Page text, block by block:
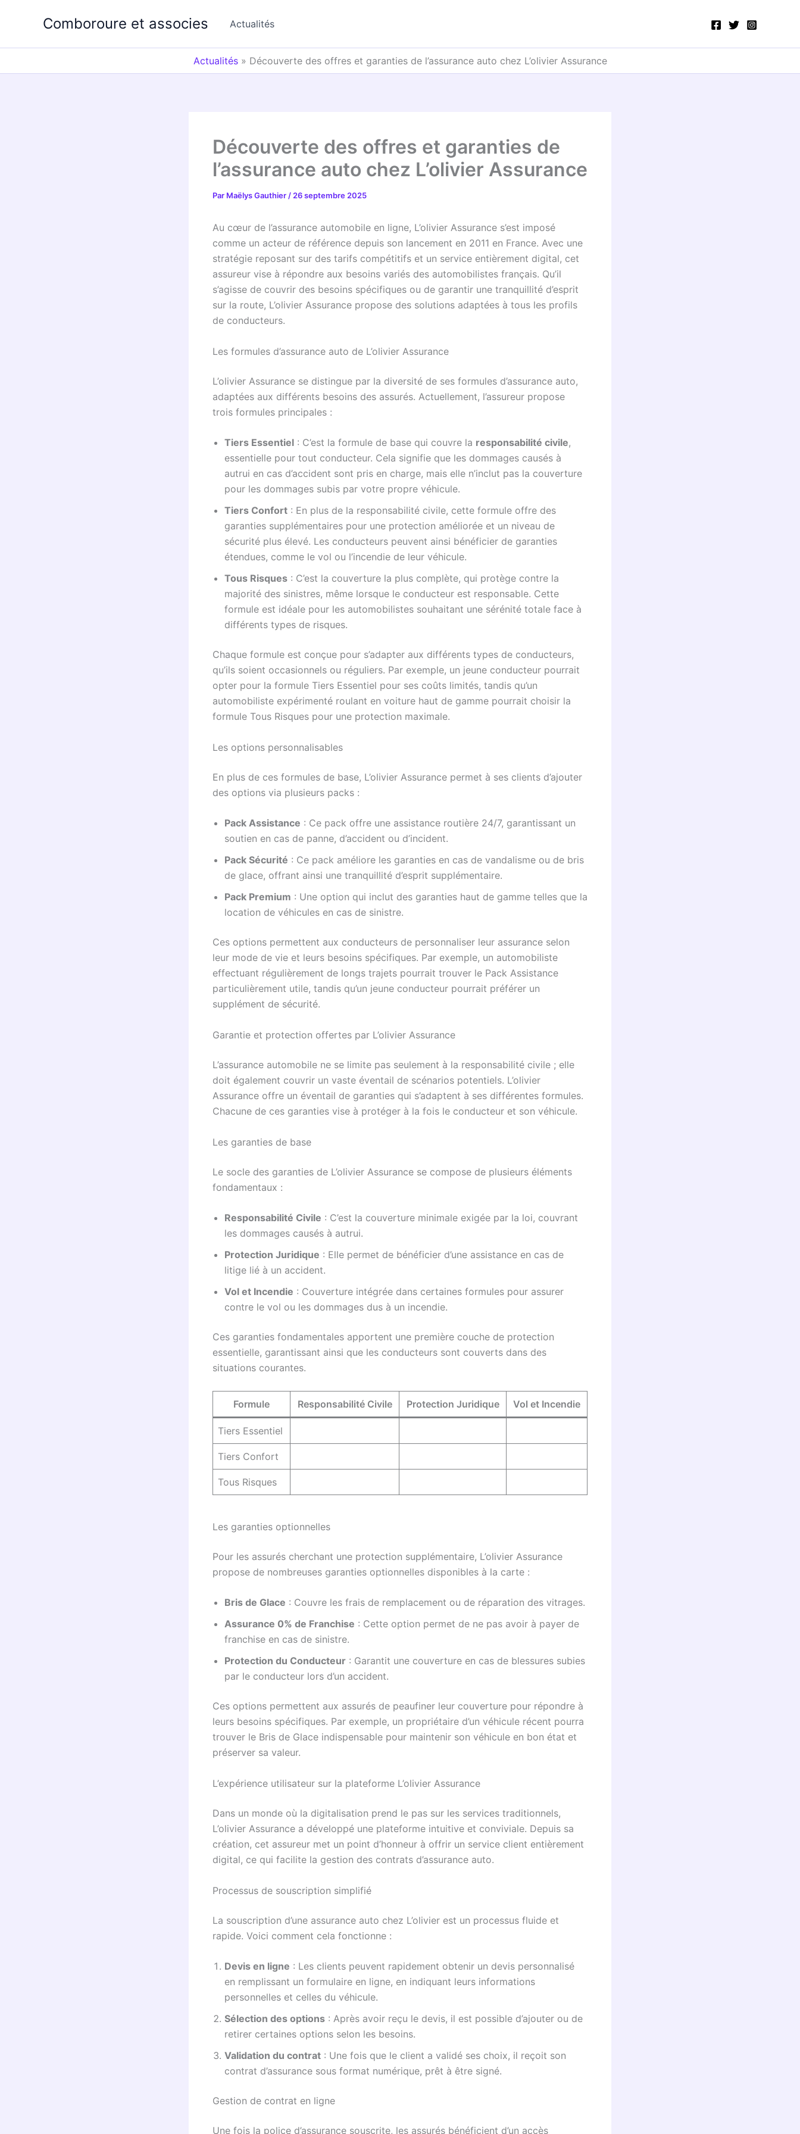
Comboroure et associes Actualités
Actualités» Découverte des offres et garanties de l’assurance auto chez L’olivier Assurance
Découverte des offres et garanties de
l’assurance auto chez L’olivier Assurance
Par Maëlys Gauthier / 26 septembre 2025
Au cœur de l’assurance automobile en ligne, L’olivier Assurance s’est imposé
comme un acteur de référence depuis son lancement en 2011 en France. Avec une
stratégie reposant sur des tarifs compétitifs et un service entièrement digital, cet
assureur vise à répondre aux besoins variés des automobilistes français. Qu’il
s’agisse de couvrir des besoins spécifiques ou de garantir une tranquillité d’esprit
sur la route, L’olivier Assurance propose des solutions adaptées à tous les profils
de conducteurs.
Les formules d’assurance auto de L’olivier Assurance
L’olivier Assurance se distingue par la diversité de ses formules d’assurance auto,
adaptées aux différents besoins des assurés. Actuellement, l’assureur propose
trois formules principales :
Tiers Essentiel : C’est la formule de base qui couvre la responsabilité civile,
essentielle pour tout conducteur. Cela signifie que les dommages causés à
autrui en cas d’accident sont pris en charge, mais elle n’inclut pas la couverture
pour les dommages subis par votre propre véhicule.
Tiers Confort : En plus de la responsabilité civile, cette formule offre des
garanties supplémentaires pour une protection améliorée et un niveau de
sécurité plus élevé. Les conducteurs peuvent ainsi bénéficier de garanties
étendues, comme le vol ou l’incendie de leur véhicule.
Tous Risques : C’est la couverture la plus complète, qui protège contre la
majorité des sinistres, même lorsque le conducteur est responsable. Cette
formule est idéale pour les automobilistes souhaitant une sérénité totale face à
différents types de risques.
Chaque formule est conçue pour s’adapter aux différents types de conducteurs,
qu’ils soient occasionnels ou réguliers. Par exemple, un jeune conducteur pourrait
opter pour la formule Tiers Essentiel pour ses coûts limités, tandis qu’un
automobiliste expérimenté roulant en voiture haut de gamme pourrait choisir la
formule Tous Risques pour une protection maximale.
Les options personnalisables
En plus de ces formules de base, L’olivier Assurance permet à ses clients d’ajouter
des options via plusieurs packs :
Pack Assistance : Ce pack offre une assistance routière 24/7, garantissant un
soutien en cas de panne, d’accident ou d’incident.
Pack Sécurité : Ce pack améliore les garanties en cas de vandalisme ou de bris
de glace, offrant ainsi une tranquillité d’esprit supplémentaire.
Pack Premium : Une option qui inclut des garanties haut de gamme telles que la
location de véhicules en cas de sinistre.
Ces options permettent aux conducteurs de personnaliser leur assurance selon
leur mode de vie et leurs besoins spécifiques. Par exemple, un automobiliste
effectuant régulièrement de longs trajets pourrait trouver le Pack Assistance
particulièrement utile, tandis qu’un jeune conducteur pourrait préférer un
supplément de sécurité.
Garantie et protection offertes par L’olivier Assurance
L’assurance automobile ne se limite pas seulement à la responsabilité civile ; elle
doit également couvrir un vaste éventail de scénarios potentiels. L’olivier
Assurance offre un éventail de garanties qui s’adaptent à ses différentes formules.
Chacune de ces garanties vise à protéger à la fois le conducteur et son véhicule.
Les garanties de base
Le socle des garanties de L’olivier Assurance se compose de plusieurs éléments
fondamentaux :
Responsabilité Civile : C’est la couverture minimale exigée par la loi, couvrant
les dommages causés à autrui.
Protection Juridique : Elle permet de bénéficier d’une assistance en cas de
litige lié à un accident.
Vol et Incendie : Couverture intégrée dans certaines formules pour assurer
contre le vol ou les dommages dus à un incendie.
Ces garanties fondamentales apportent une première couche de protection
essentielle, garantissant ainsi que les conducteurs sont couverts dans des
situations courantes.
Formule Responsabilité Civile Protection Juridique Vol et Incendie
Tiers Essentiel
Tiers Confort
Tous Risques
Les garanties optionnelles
Pour les assurés cherchant une protection supplémentaire, L’olivier Assurance
propose de nombreuses garanties optionnelles disponibles à la carte :
Bris de Glace : Couvre les frais de remplacement ou de réparation des vitrages.
Assurance 0% de Franchise : Cette option permet de ne pas avoir à payer de
franchise en cas de sinistre.
Protection du Conducteur : Garantit une couverture en cas de blessures subies
par le conducteur lors d’un accident.
Ces options permettent aux assurés de peaufiner leur couverture pour répondre à
leurs besoins spécifiques. Par exemple, un propriétaire d’un véhicule récent pourra
trouver le Bris de Glace indispensable pour maintenir son véhicule en bon état et
préserver sa valeur.
L’expérience utilisateur sur la plateforme L’olivier Assurance
Dans un monde où la digitalisation prend le pas sur les services traditionnels,
L’olivier Assurance a développé une plateforme intuitive et conviviale. Depuis sa
création, cet assureur met un point d’honneur à offrir un service client entièrement
digital, ce qui facilite la gestion des contrats d’assurance auto.
Processus de souscription simplifié
La souscription d’une assurance auto chez L’olivier est un processus fluide et
rapide. Voici comment cela fonctionne :
Devis en ligne : Les clients peuvent rapidement obtenir un devis personnalisé
en remplissant un formulaire en ligne, en indiquant leurs informations
personnelles et celles du véhicule.
Sélection des options : Après avoir reçu le devis, il est possible d’ajouter ou de
retirer certaines options selon les besoins.
Validation du contrat : Une fois que le client a validé ses choix, il reçoit son
contrat d’assurance sous format numérique, prêt à être signé.
Gestion de contrat en ligne
Une fois la police d’assurance souscrite, les assurés bénéficient d’un accès